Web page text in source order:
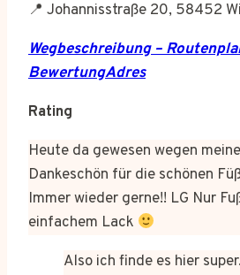
📍 Johannisstraße 20, 58452
Wegbeschreibung –
BewertungAdres
Rating
Heute da gewesen wegen
Dankeschön für die schönen
Immer wieder gerne!! LG Nur
einfachem Lack
Also ich finde es hier